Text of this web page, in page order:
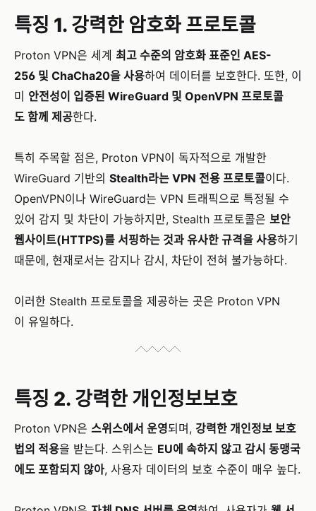
특징 1. 강력한 암호화 프로토콜
Proton VPN은 세계 최고 수준의 암호화 표준인 AES-
256 및 ChaCha20을 사용하여 데이터를 보호한다. 또한, 이
미 안전성이 입증된 WireGuard 및 OpenVPN 프로토콜
도 함께 제공한다.
특히 주목할 점은, Proton VPN이 독자적으로 개발한
WireGuard 기반의 Stealth라는 VPN 전용 프로토콜이다.
OpenVPN이나 WireGuard는 VPN 트래픽으로 특정될 수
있어 감지 및 차단이 가능하지만, Stealth 프로토콜은 보안
웹사이트(HTTPS)를 서핑하는 것과 유사한 규격을 사용하기
때문에, 현재로서는 감지나 감시, 차단이 전혀 불가능하다.
이러한 Stealth 프로토콜을 제공하는 곳은 Proton VPN
이 유일하다.
특징 2. 강력한 개인정보보호
Proton VPN은 스위스에서 운영되며, 강력한 개인정보 보호
법의 적용을 받는다. 스위스는 EU에 속하지 않고 감시 동맹국
에도 포함되지 않아, 사용자 데이터의 보호 수준이 매우 높다.